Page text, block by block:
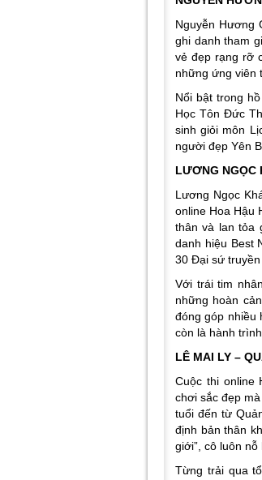
Nguyễn Hương
ghi danh tham
vẻ đẹp rạng rỡ
những ứng viên
Nổi bật trong
Học Tôn Đức
sinh giỏi môn
người đẹp Yên
LƯƠNG NGỌC
Lương Ngọc
online Hoa Hậu
thân và lan tỏa
danh hiệu Best
30 Đại sứ
Với trái tim
những hoàn
đóng góp nhiều
còn là hành
LÊ MAI LY –
Cuộc thi online
chơi sắc đẹp
tuổi đến từ
định bản thân
giới”, cô luôn
Từng trải qua